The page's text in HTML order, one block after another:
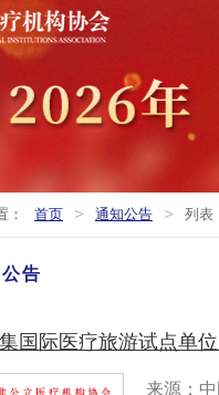
： 首页 > 通知公告 > 列表
告
国际医疗旅游试点单
来源：